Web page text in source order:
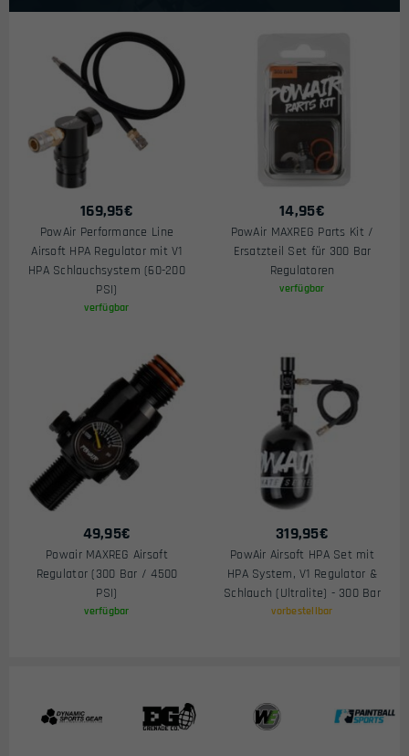
169,95€
PowAir Performance Line
Airsoft HPA Regulator mit V1
HPA Schlauchsystem (60-200
PSI)
verfügbar
14,95€
PowAir MAXREG Parts Kit /
Ersatzteil Set für 300 Bar
Regulatoren
verfügbar
49,95€
Powair MAXREG Airsoft
Regulator (300 Bar / 4500
PSI)
verfügbar
319,95€
PowAir Airsoft HPA Set mit
HPA System, V1 Regulator &
Schlauch (Ultralite) - 300 Bar
vorbestellbar